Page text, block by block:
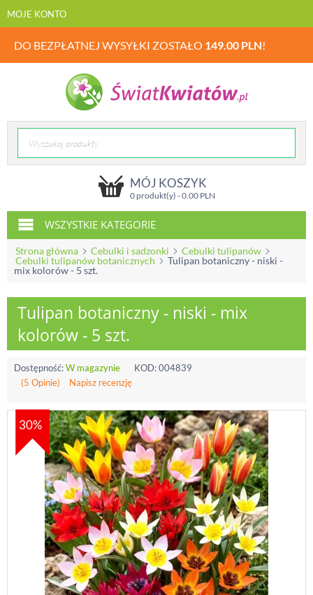
MOJE KONTO
DO BEZPŁATNEJ WYSYŁKI ZOSTAŁO 149.00 PLN!
MÓJ KOSZYK
0 produkt(y) -0.00PLN
WSZYSTKIE KATEGORIE
Strona główna Cebulki i sadzonki
Cebulki tulipanów
Cebulki tulipanów botanicznych
Tulipan botaniczny - niski -
mix kolorów - 5 szt.
Tulipan botaniczny - niski - mix
kolorów - 5 szt.
Dostępność:W magazynie KOD:004839
(5 Opinie)
Napisz recenzję
30%